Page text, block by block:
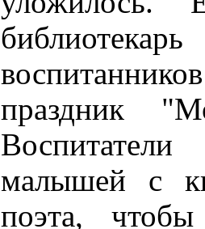
праздник
малышей с
поэта,